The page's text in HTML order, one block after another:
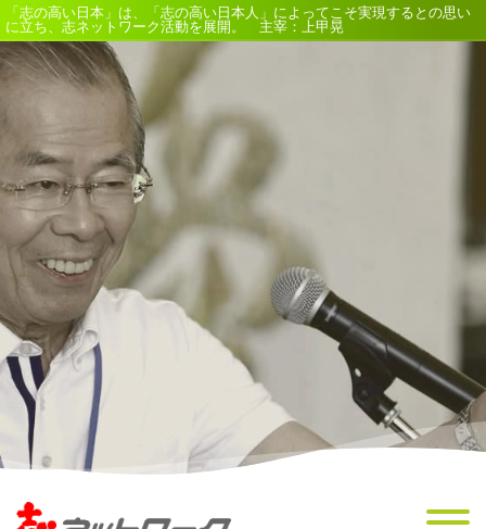
「志の高い日本」は、「志の高い日本人」によってこそ実現するとの思い
に立ち、志ネットワーク活動を展開。 主宰：上甲晃